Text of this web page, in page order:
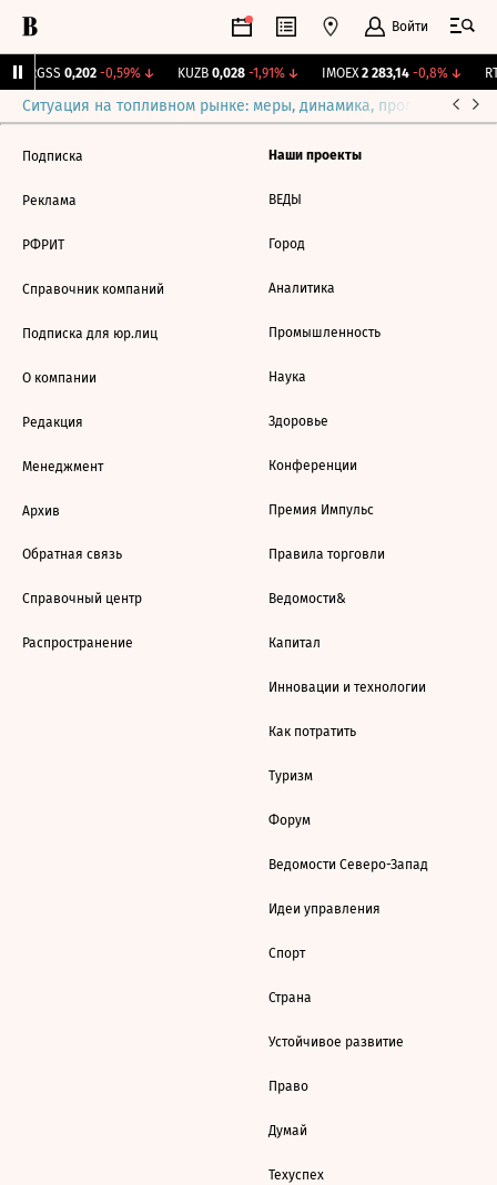
Войти
RGSS 0,202 -0,59%↓ KUZB 0,028 -1,91%↓ IMOEX 2 283,14 -0,8%↓
Ситуация на топливном рынке: меры, динамика, прогнозы
Подписка
Реклама
РФРИТ
Справочник компаний
Подписка для юр.лиц
О компании
Редакция
Менеджмент
Архив
Обратная связь
Справочный центр
Распространение
Наши проекты
ВЕДЫ
Город
Аналитика
Промышленность
Наука
Здоровье
Конференции
Премия Импульс
Правила торговли
Ведомости&
Капитал
Инновации и технологии
Как потратить
Туризм
Форум
Ведомости Северо-Запад
Идеи управления
Спорт
Страна
Устойчивое развитие
Право
Думай
Техуспех